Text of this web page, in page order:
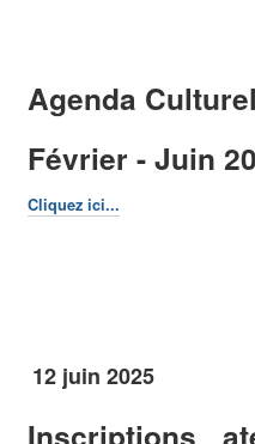
Agenda Culturel
Février - Juin
Cliquez ici...
12 juin 2025
Inscriptions